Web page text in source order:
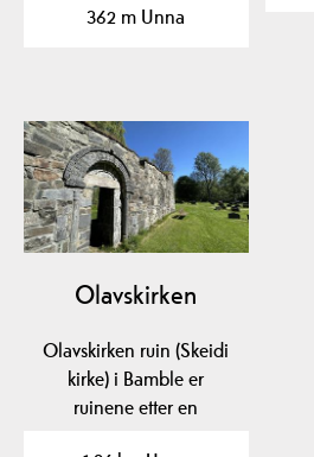
gamle…
362 m Unna
Olavskirken
Olavskirken ruin (Skeidi
kirke) i Bamble er
ruinene etter en